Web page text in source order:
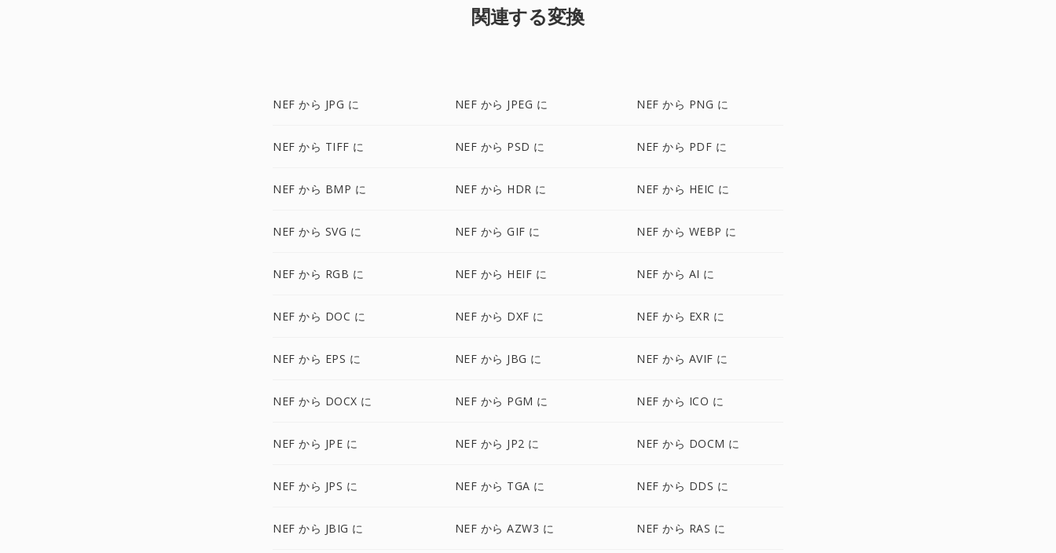
関連する変換
NEF から JPG に NEF から JPEG に NEF から PNG に
NEF から TIFF に NEF から PSD に NEF から PDF に
NEF から BMP に NEF から HDR に NEF から HEIC に
NEF から SVG に NEF から GIF に NEF から WEBP に
NEF から RGB に NEF から HEIF に NEF から AI に
NEF から DOC に NEF から DXF に NEF から EXR に
NEF から EPS に NEF から JBG に NEF から AVIF に
NEF から DOCX に NEF から PGM に NEF から ICO に
NEF から JPE に NEF から JP2 に NEF から DOCM に
NEF から JPS に NEF から TGA に NEF から DDS に
NEF から JBIG に NEF から AZW3 に NEF から RAS に